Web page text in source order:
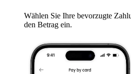
Wählen Sie Ihre bevorzugte
den Betrag ein.